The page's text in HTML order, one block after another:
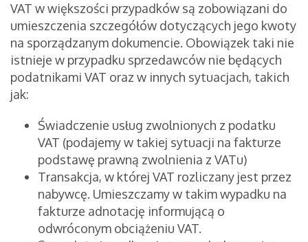
VAT w większości przypadków są zobowiązani do
umieszczenia szczegółów dotyczących jego kwoty
na sporządzanym dokumencie. Obowiązek taki nie
istnieje w przypadku sprzedawców nie będących
podatnikami VAT oraz w innych sytuacjach, takich
jak:
Świadczenie usług zwolnionych z podatku
VAT (podajemy w takiej sytuacji na fakturze
podstawę prawną zwolnienia z VATu)
Transakcja, w której VAT rozliczany jest przez
nabywcę. Umieszczamy w takim wypadku na
fakturze adnotację informującą o
odwróconym obciążeniu VAT.